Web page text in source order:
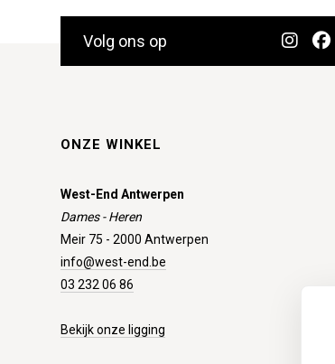
Volg ons op
ONZE WINKEL
West-End Antwerpen
Dames - Heren
Meir 75 - 2000 Antwerpen
info@west-end.be
03 232 06 86
Bekijk onze ligging